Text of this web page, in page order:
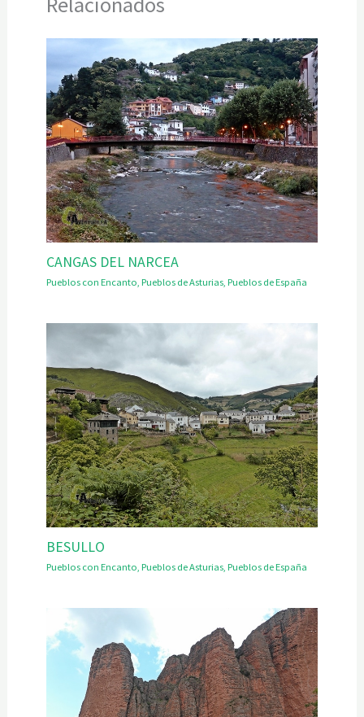
CANGAS DEL NARCEA
Pueblos con Encanto, Pueblos de Asturias, Pueblos de España
BESULLO
Pueblos con Encanto, Pueblos de Asturias, Pueblos de España